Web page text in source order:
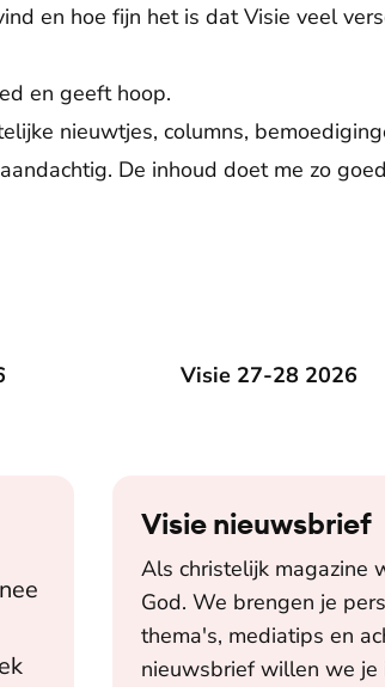
en hoe fijn het is dat Visie veel
en geeft hoop.
nieuwtjes, columns,
De inhoud doet me zo
Visie 27-28 2026
Visie 27-28 2026
Visie nieuwsbrief
Als christelijk magazine
God. We brengen je
thema's, mediatips en
nieuwsbrief willen we je